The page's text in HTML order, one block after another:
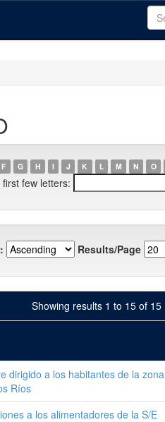
F G H I J K L M N O
few letters:
Results/Page
Showing results 1 to 15 of 15
dirigido a los habitantes de la zona
Ríos
a los alimentadores de la S/E